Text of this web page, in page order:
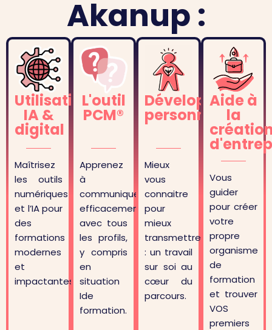
Akanup :
Utilisation
IA &
digital
Maîtrisez
les outils
numériques
et l’IA pour
des
formations
modernes
et
impactantes.
L'outil
PCM®
Apprenez
à
communiquer
efficacement
avec tous
les profils,
y compris
en
situation
Ide
formation.
Développement
personnel
Mieux
vous
connaitre
pour
mieux
transmettre
: un travail
sur soi au
cœur du
parcours.
Aide à
la
Vous
guider
pour créer
votre
propre
organisme
de
formation
et trouver
VOS
premiers